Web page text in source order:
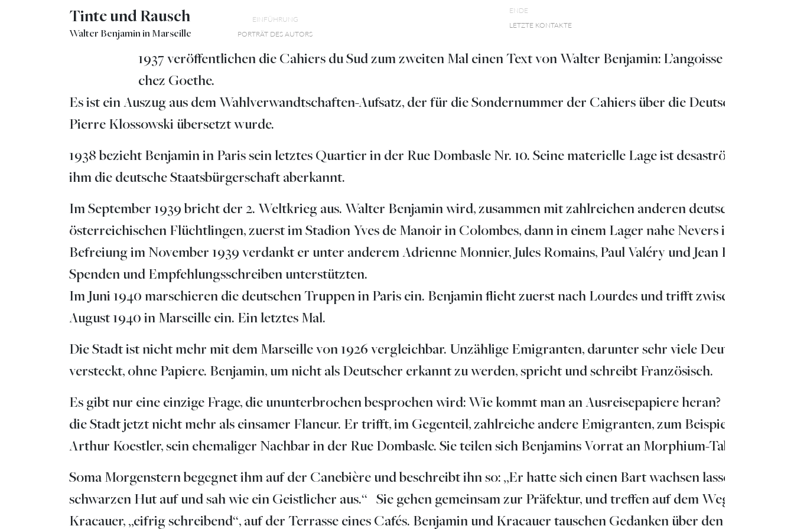
Tinte und Rausch
Walter Benjamin in Marseille
EINFÜHRUNG
PORTRÄT DES AUTORS
ENDE
LETZTE KONTAKTE
1937 veröffentlichen die Cahiers du Sud zum zweiten Mal einen Text von Walter Benjamin: L’angoisse mythique
chez Goethe.
Es ist ein Auszug aus dem Wahlverwandtschaften-Aufsatz, der für die Sondernummer der Cahiers über die Deutsche
Pierre Klossowski übersetzt wurde.
1938 bezieht Benjamin in Paris sein letztes Quartier in der Rue Dombasle Nr. 10. Seine materielle Lage ist desaströs. Im
ihm die deutsche Staatsbürgerschaft aberkannt.
Im September 1939 bricht der 2. Weltkrieg aus. Walter Benjamin wird, zusammen mit zahlreichen anderen deutschen und
österreichischen Flüchtlingen, zuerst im Stadion Yves de Manoir in Colombes, dann in einem Lager nahe Nevers interniert.
Befreiung im November 1939 verdankt er unter anderem Adrienne Monnier, Jules Romains, Paul Valéry und Jean Ballard, die
Spenden und Empfehlungsschreiben unterstützten.
Im Juni 1940 marschieren die deutschen Truppen in Paris ein. Benjamin flieht zuerst nach Lourdes und trifft zwischen dem
August 1940 in Marseille ein. Ein letztes Mal.
Die Stadt ist nicht mehr mit dem Marseille von 1926 vergleichbar. Unzählige Emigranten, darunter sehr viele Deutsche,
versteckt, ohne Papiere. Benjamin, um nicht als Deutscher erkannt zu werden, spricht und schreibt Französisch.
Es gibt nur eine einzige Frage, die ununterbrochen besprochen wird: Wie kommt man an Ausreisepapiere heran? Benjamin
die Stadt jetzt nicht mehr als einsamer Flaneur. Er trifft, im Gegenteil, zahlreiche andere Emigranten, zum Beispiel Hannah
Arthur Koestler, sein ehemaliger Nachbar in der Rue Dombasle. Sie teilen sich Benjamins Vorrat an Morphium-Tabletten.
Soma Morgenstern begegnet ihm auf der Canebière und beschreibt ihn so: „Er hatte sich einen Bart wachsen lassen, hatte
schwarzen Hut auf und sah wie ein Geistlicher aus.“ Sie gehen gemeinsam zur Präfektur, und treffen auf dem Weg dahin
Kracauer, „eifrig schreibend“, auf der Terrasse eines Cafés. Benjamin und Kracauer tauschen Gedanken über den Film aus